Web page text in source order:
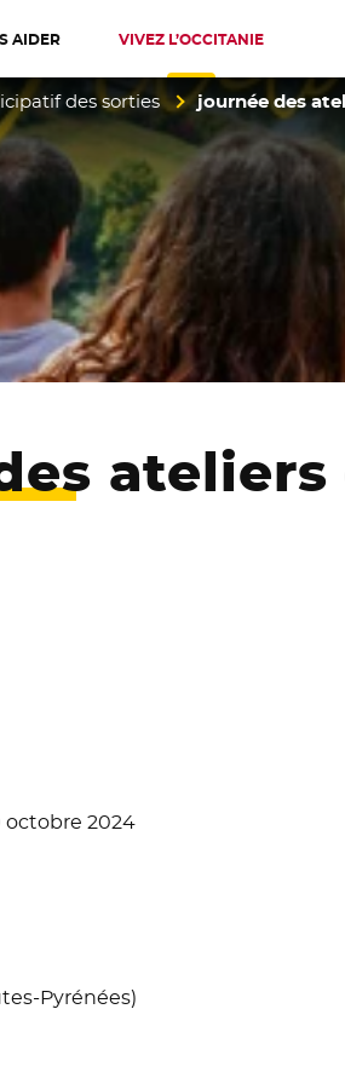
AIDER VIVEZ L’OCCITANIE
des sorties journée des
ateliers
2024
Pyrénées)